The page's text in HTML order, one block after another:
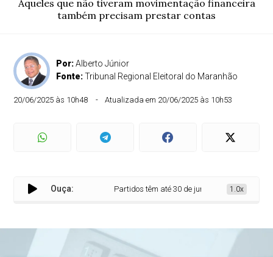
Aqueles que não tiveram movimentação financeira
também precisam prestar contas
Por:Alberto Júnior
Fonte:Tribunal Regional Eleitoral do Maranhão
20/06/2025 às 10h48 Atualizada em 20/06/2025 às 10h53
Ouça: Partidos têm até 30 de junho para regularizar
1.0x